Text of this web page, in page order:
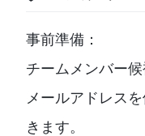
事前準備：
チームメンバー
メールアドレス
きます。